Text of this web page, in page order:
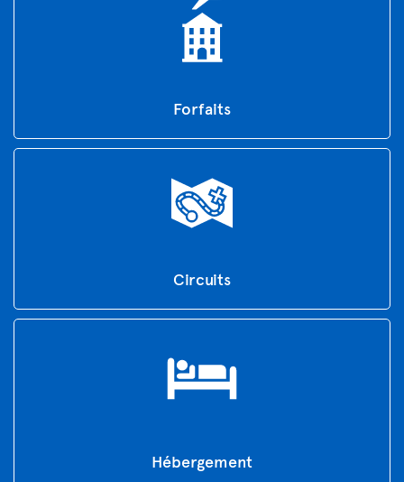
Forfaits
Circuits
Hébergement